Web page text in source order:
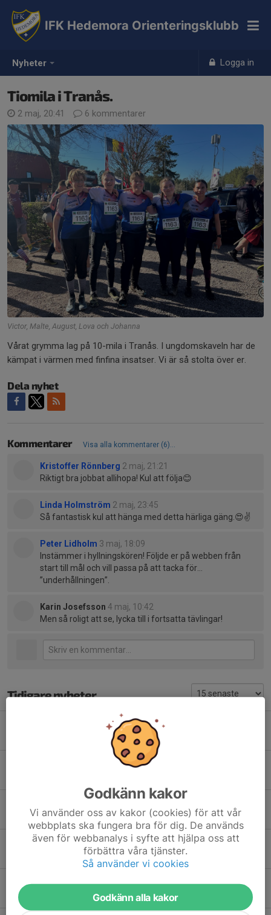
Nyheter Logga in
IFK Hedemora Orienteringsklubb
Tiomila i Tranås.
2 maj, 20:41 6 kommentarer
Victor, Malte, August, Lova och Johanna
Vårat grymma lag på 10-mila i Tranås. I ungdomskaveln har de
kämpat i värmen med finfina insatser. Vi är så stolta över er.
Dela nyhet
Kommentarer Visa alla kommentarer (6)...
Kristoffer Rönnberg 2 maj, 21:21
Riktigt bra jobbat allihopa! Kul att följa😊
Linda Holmström 2 maj, 23:45
Så fantastisk kul att hänga med detta härliga gäng.😍✌️
Peter Lidholm 3 maj, 18:09
Instämmer i hyllningskören! Följde er på webben från
start till mål och vill passa på att tacka för…
”underhållningen”.
Karin Josefsson 4 maj, 10:42
Men så roligt att se, lycka till i fortsatta tävlingar!
Tidigare nyheter
PM för 3-kvällars i morgon onsdag (kväll).
0
Sista 3-kvällars 24/6
21 jun, 18:32 0
Medlemsavgift
18 jun, 19:55 0
Måndagsfys 15/6
14 jun, 20:55 0
Godkänn kakor
Vi använder oss av kakor (cookies) för att vår
webbplats ska fungera bra för dig. De används
även för webbanalys i syfte att hjälpa oss att
förbättra våra tjänster.
Så använder vi cookies
Godkänn alla kakor